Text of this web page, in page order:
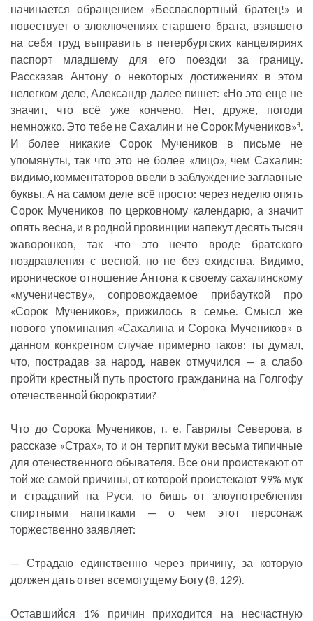
начинается обращением «Беспаспортный братец!» и
повествует о злоключениях старшего брата, взявшего
на себя труд выправить в петербургских канцеляриях
паспорт младшему для его поездки за границу.
Рассказав Антону о некоторых достижениях в этом
нелегком деле, Александр далее пишет: «Но это еще не
значит, что всё уже кончено. Нет, друже, погоди
немножко. Это тебе не Сахалин и не Сорок Мучеников»4.
И более никакие Сорок Мучеников в письме не
упомянуты, так что это не более «лицо», чем Сахалин:
видимо, комментаторов ввели в заблуждение заглавные
буквы. А на самом деле всё просто: через неделю опять
Сорок Мучеников по церковному календарю, а значит
опять весна, и в родной провинции напекут десять тысяч
жаворонков, так что это нечто вроде братского
поздравления с весной, но не без ехидства. Видимо,
ироническое отношение Антона к своему сахалинскому
«мученичеству», сопровождаемое прибауткой про
«Сорок Мучеников», прижилось в семье. Смысл же
нового упоминания «Сахалина и Сорока Мучеников» в
данном конкретном случае примерно таков: ты думал,
что, пострадав за народ, навек отмучился — а слабо
пройти крестный путь простого гражданина на Голгофу
отечественной бюрократии?
Что до Сорока Мучеников, т. е. Гаврилы Северова, в
рассказе «Страх», то и он терпит муки весьма типичные
для отечественного обывателя. Все они проистекают от
той же самой причины, от которой проистекают 99% мук
и страданий на Руси, то бишь от злоупотребления
спиртными напитками — о чем этот персонаж
торжественно заявляет:
— Страдаю единственно через причину, за которую
должен дать ответ всемогущему Богу (8, 129).
Оставшийся 1% причин приходится на несчастную